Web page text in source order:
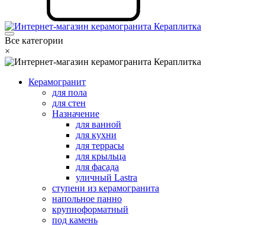
Все категории
×
Керамогранит
для пола
для стен
Назначение
для ванной
для кухни
для террасы
для крыльца
для фасада
уличный Lastra
ступени из керамогранита
напольное панно
крупноформатный
под камень